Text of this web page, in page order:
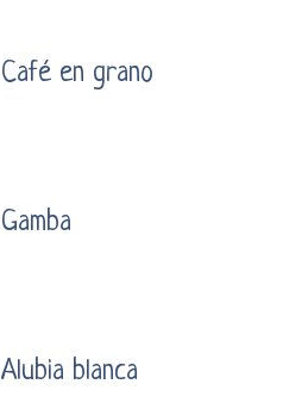
Café en grano
Gamba
Alubia blanca